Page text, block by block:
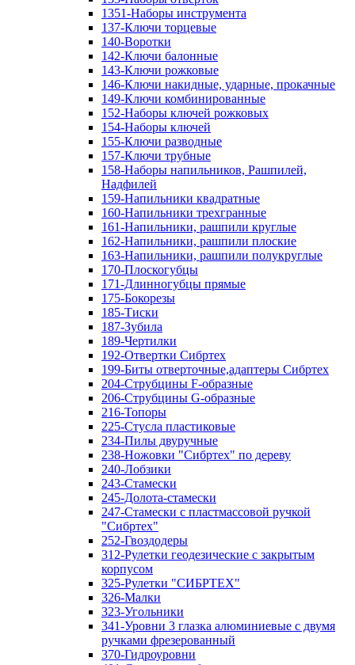
1351-Наборы инструмента
137-Ключи торцевые
140-Воротки
142-Ключи балонные
143-Ключи рожковые
146-Ключи накидные, ударные, прокачные
149-Ключи комбинированные
152-Наборы ключей рожковых
154-Наборы ключей
155-Ключи разводные
157-Ключи трубные
158-Наборы напильников, Рашпилей,
Надфилей
159-Напильники квадратные
160-Напильники трехгранные
161-Напильники, рашпили круглые
162-Напильники, рашпили плоские
163-Напильники, рашпили полукруглые
170-Плоскогубцы
171-Длинногубцы прямые
175-Бокорезы
185-Тиски
187-Зубила
189-Чертилки
192-Отвертки Сибртех
199-Биты отверточные,адаптеры Сибртех
204-Струбцины F-образные
206-Струбцины G-образные
216-Топоры
225-Стусла пластиковые
234-Пилы двуручные
238-Ножовки "Сибртех" по дереву
240-Лобзики
243-Стамески
245-Долота-стамески
247-Стамески с пластмассовой ручкой
"Сибртех"
252-Гвоздодеры
312-Рулетки геодезические с закрытым
корпусом
325-Рулетки "СИБРТЕХ"
326-Малки
323-Угольники
341-Уровни 3 глазка алюминиевые с двумя
ручками фрезерованный
370-Гидроуровни